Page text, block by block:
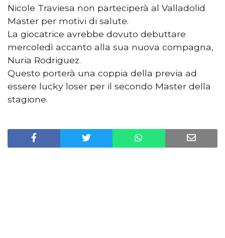
Nicole Traviesa non parteciperà al Valladolid
Master per motivi di salute.
La giocatrice avrebbe dovuto debuttare
mercoledì accanto alla sua nuova compagna,
Nuria Rodriguez.
Questo porterà una coppia della previa ad
essere lucky loser per il secondo Master della
stagione.